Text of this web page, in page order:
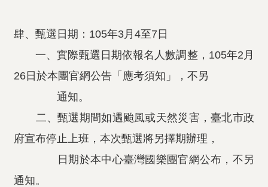
肆、甄選日期：105年3月4至7日
一、實際甄選日期依報名人數調整，105年2月
26日於本團官網公告「應考須知」，不另
通知。
二、甄選期間如遇颱風或天然災害，臺北市政
府宣布停止上班，本次甄選將另擇期辦理，
日期於本中心臺灣國樂團官網公布，不另
通知。